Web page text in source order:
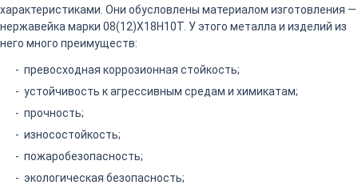
характеристиками. Они обусловлены материалом изготовления —
нержавейка марки 08(12)Х18Н10Т. У этого металла и изделий из
него много преимуществ:
превосходная коррозионная стойкость;
устойчивость к агрессивным средам и химикатам;
прочность;
износостойкость;
пожаробезопасность;
экологическая безопасность;